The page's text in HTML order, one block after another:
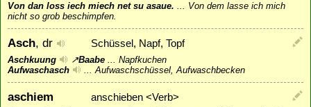
Von dan loss iech miech net su asaue.
Von dem lasse ich mich
nicht so grob beschimpfen.
Asch, dr Schüssel, Napf, Topf
Aschkuung ↗Baabe
Napfkuchen
Aufwaschasch
Aufwaschschüssel, Aufwaschbecken
aschiem anschieben <Verb>